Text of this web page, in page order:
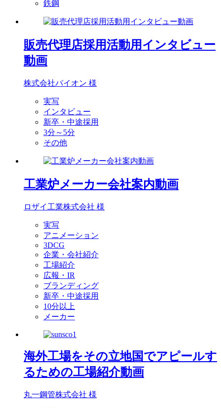
鉄鋼
販売代理店採用活動用インタビュー
動画
株式会社パイオン 様
実写
インタビュー
新卒・中途採用
3分～5分
その他
工業炉メーカー会社案内動画
ロザイ工業株式会社 様
実写
アニメーション
3DCG
企業・会社紹介
工場紹介
広報・IR
ブランディング
新卒・中途採用
10分以上
メーカー
海外工場をその立地国でアピールす
るための工場紹介動画
丸一鋼管株式会社 様